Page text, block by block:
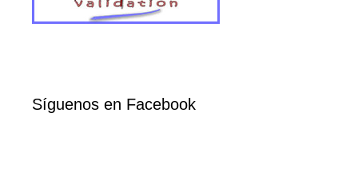
Síguenos en Facebook